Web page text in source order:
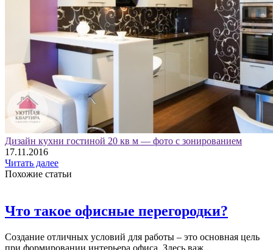
Дизайн кухни гостиной 20 кв м — фото с зонированием
17.11.2016
Читать далее
Похожие статьи
Что такое офисные перегородки?
Создание отличных условий для работы – это основная цель
при формировании интерьера офиса. Здесь важ...